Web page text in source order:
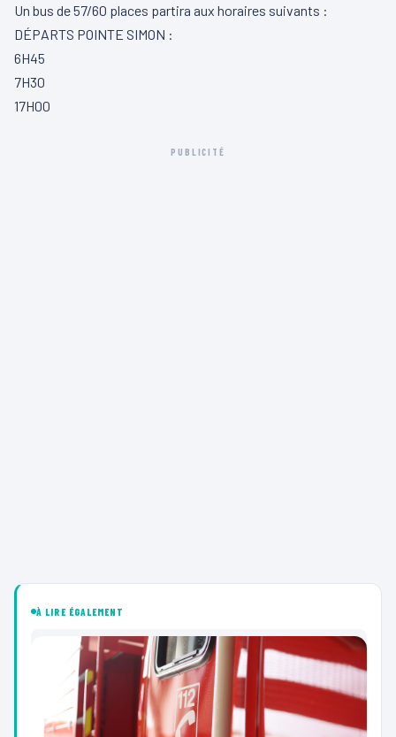
Un bus de 57/60 places partira aux horaires suivants :
DÉPARTS POINTE SIMON :
6H45
7H30
17H00
PUBLICITÉ
À LIRE ÉGALEMENT